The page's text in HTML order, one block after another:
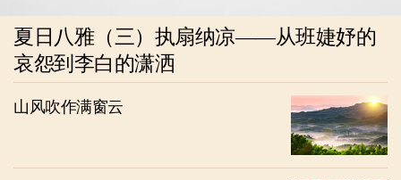
夏日八雅（三）执扇纳凉——从班婕妤的
哀怨到李白的潇洒
山风吹作满窗云